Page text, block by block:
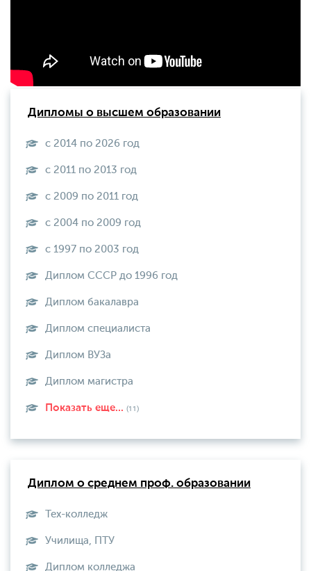
Дипломы о высшем образовании
с 2014 по 2026 год
с 2011 по 2013 год
с 2009 по 2011 год
с 2004 по 2009 год
с 1997 по 2003 год
Диплом СССР до 1996 год
Диплом бакалавра
Диплом специалиста
Диплом ВУЗа
Диплом магистра
Показать еще... (11)
Диплом о среднем проф. образовании
Тех-колледж
Училища, ПТУ
Диплом колледжа